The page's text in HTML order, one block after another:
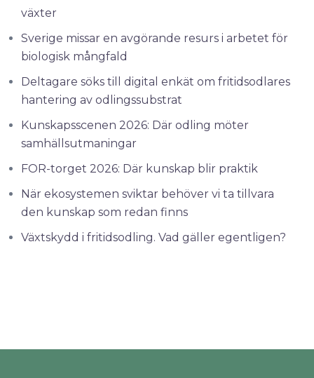
växter
Sverige missar en avgörande resurs i arbetet för
biologisk mångfald
Deltagare söks till digital enkät om fritidsodlares
hantering av odlingssubstrat
Kunskapsscenen 2026: Där odling möter
samhällsutmaningar
FOR-torget 2026: Där kunskap blir praktik
När ekosystemen sviktar behöver vi ta tillvara
den kunskap som redan finns
Växtskydd i fritidsodling. Vad gäller egentligen?